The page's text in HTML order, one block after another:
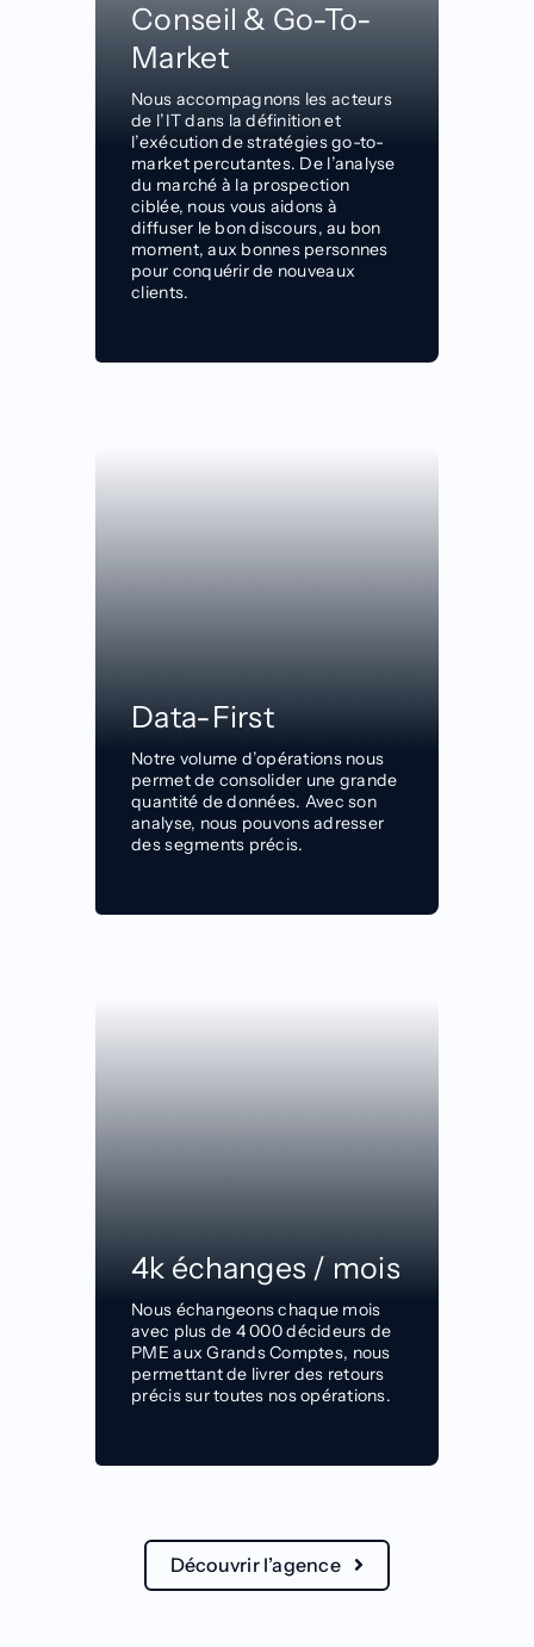
Conseil & Go-To-
Market
Nous accompagnons les acteurs
de l’IT dans la définition et
l’exécution de stratégies go-to-
market percutantes. De l’analyse
du marché à la prospection
ciblée, nous vous aidons à
diffuser le bon discours, au bon
moment, aux bonnes personnes
pour conquérir de nouveaux
clients.
Data-First
Notre volume d’opérations nous
permet de consolider une grande
quantité de données. Avec son
analyse, nous pouvons adresser
des segments précis.
4k échanges / mois
Nous échangeons chaque mois
avec plus de 4 000décideurs de
PME aux Grands Comptes, nous
permettant de livrer des retours
précis surtoutes nos opérations.
Découvrir l’agence